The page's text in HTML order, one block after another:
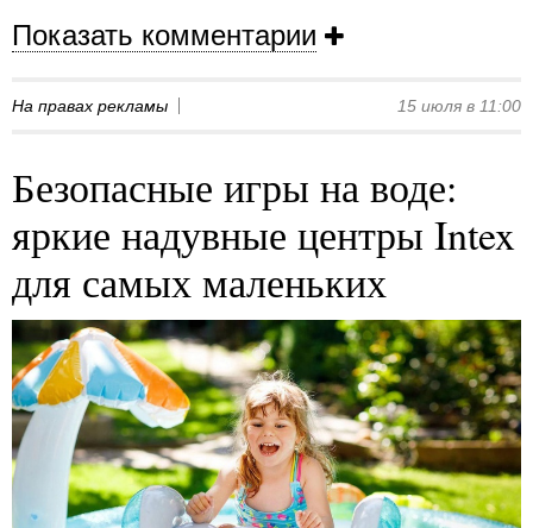
Показать комментарии
На правах рекламы 15 июля в 11:00
Безопасные игры на воде:
яркие надувные центры Intex
для самых маленьких